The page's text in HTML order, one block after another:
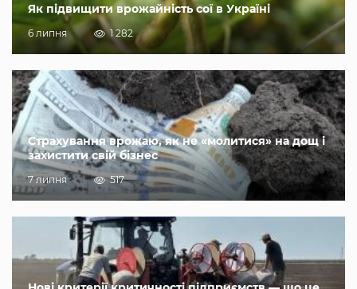
Як підвищити врожайність сої в Україні
6 липня 1 282
Страхування врожаю, як не «молитися» на дощ і
захистити свій бізнес
7 липня 517